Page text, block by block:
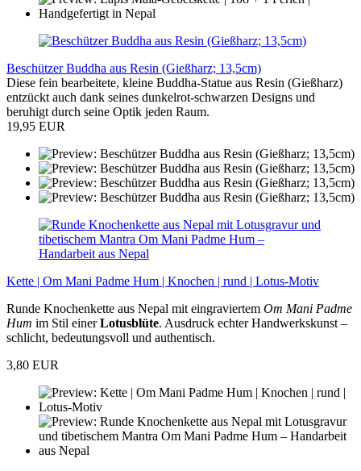
Beschützer Buddha aus Resin (Gießharz; 13,5cm)
Diese fein bearbeitete, kleine Buddha-Statue aus Resin (Gießharz)
entzückt auch dank seines dunkelrot-schwarzen Designs und
beruhigt durch seine Optik jeden Raum.
19,95 EUR
Kette | Om Mani Padme Hum | Knochen | rund | Lotus-Motiv
Runde Knochenkette aus Nepal mit eingraviertem Om Mani Padme
Hum im Stil einerLotusblüte. Ausdruck echter Handwerkskunst –
schlicht, bedeutungsvoll und authentisch.
3,80 EUR